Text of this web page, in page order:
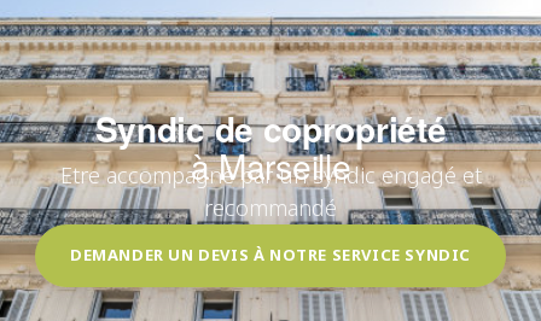
Syndic de copropriété
à Marseille
Etre accompagné par un syndic engagé et
recommandé
DEMANDER UN DEVIS À NOTRE SERVICE SYNDIC